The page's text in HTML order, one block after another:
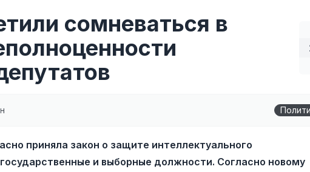
сомневаться в
приняла закон о защите интеллектуального
и выборные должности. Согласно новому